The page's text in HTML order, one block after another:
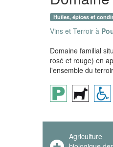
Huiles, épices et
Vins et Terroir à
Domaine familial
rosé et rouge) en
l'ensemble du
Agriculture